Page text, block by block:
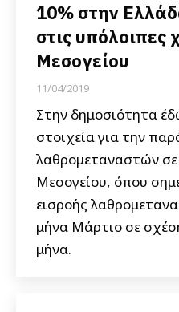
10% στην
στις υπόλοιπες
Μεσογείου
11/04/2019
Στην δημοσιότητα
στοιχεία για την
λαθρομεταναστών
Μεσογείου, όπου
εισροής
μήνα Μάρτιο σε
μήνα.